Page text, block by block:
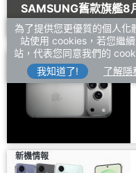
SAMSUNG舊款旗艦8
2026/08/08
新機情報
新機情報
為了提供您更優質的個人化
站使用 cookies，若您繼
站，代表您同意我們的
我知道了!
了解隱